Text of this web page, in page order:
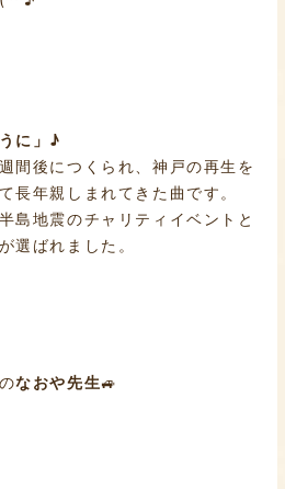
に」♪
間後につくられ、神戸の再生を
長年親しまれてきた曲です。
島地震のチャリティイベントと
選ばれました。
なおや先生🚙